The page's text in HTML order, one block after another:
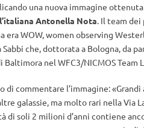
una nuova immagine
Antonella Nota. Il team
WOW, women observing
Sabbi che, dottorata a Bologna, da
nel WFC3/NICMOS Team
di commentare l’immagine:
galassie, ma molto rari nella Via
di soli 2 milioni d’anni contiene